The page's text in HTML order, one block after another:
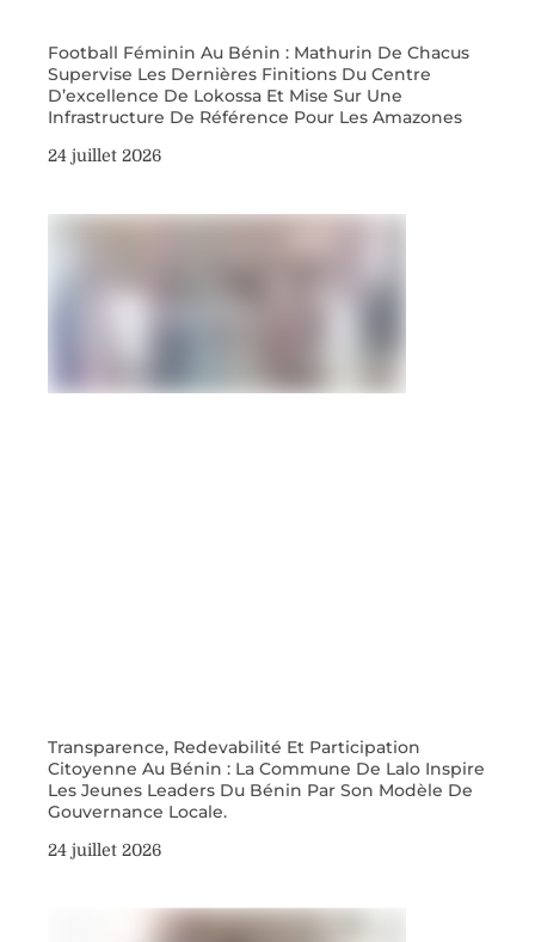
Football Féminin Au Bénin : Mathurin De Chacus
Supervise Les Dernières Finitions Du Centre
D’excellence De Lokossa Et Mise Sur Une
Infrastructure De Référence Pour Les Amazones
24 juillet 2026
Transparence, Redevabilité Et Participation
Citoyenne Au Bénin : La Commune De Lalo Inspire
Les Jeunes Leaders Du Bénin Par Son Modèle De
Gouvernance Locale.
24 juillet 2026